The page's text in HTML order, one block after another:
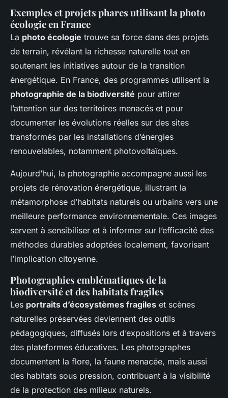
Exemples et projets phares utilisant la photo
écologie en France
La photo écologie trouve sa force dans des projets
de terrain, révélant la richesse naturelle tout en
soutenant les initiatives autour de la transition
énergétique. En France, des programmes utilisent la
photographie de la biodiversité pour attirer
l’attention sur des territoires menacés et pour
documenter les évolutions réelles sur des sites
transformés par les installations d’énergies
renouvelables, notamment photovoltaïques.
Aujourd’hui, la photographie accompagne aussi les
projets de rénovation énergétique, illustrant la
métamorphose d’habitats naturels ou urbains vers une
meilleure performance environnementale. Ces images
servent à sensibiliser et à informer sur l’efficacité des
méthodes durables adoptées localement, favorisant
l’implication citoyenne.
Photographies emblématiques de la
biodiversité et des habitats fragiles
Les portraits d’écosystèmes fragiles et scènes
naturelles préservées deviennent des outils
pédagogiques, diffusés lors d’expositions et à travers
des plateformes éducatives. Les photographes
documentent la flore, la faune menacée, mais aussi
des habitats sous pression, contribuant à la visibilité
de la protection des milieux naturels.